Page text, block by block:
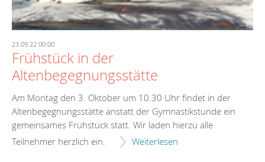
23.09.22 00:00
Frühstück in der
Altenbegegnungsstätte
Am Montag den 3. Oktober um 10.30 Uhr findet in der
Altenbegegnungsstätte anstatt der Gymnastikstunde ein
gemeinsames Frühstück statt. Wir laden hierzu alle
Teilnehmer herzlich ein.
Weiterlesen